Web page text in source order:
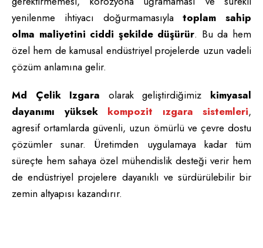
yenilenme ihtiyacı doğurmamasıylatoplam sahip
olma maliyetini ciddi şekilde düşürür. Bu da hem
özel hem de kamusal endüstriyel projelerde uzun vadeli
çözüm anlamına gelir.
Md Çelik Izgara olarak geliştirdiğimiz kimyasal
dayanımı yüksek kompozit ızgara sistemleri,
agresif ortamlarda güvenli, uzun ömürlü ve çevre dostu
çözümler sunar. Üretimden uygulamaya kadar tüm
süreçte hem sahaya özel mühendislik desteği verir hem
de endüstriyel projelere dayanıklı ve sürdürülebilir bir
zemin altyapısı kazandırır.